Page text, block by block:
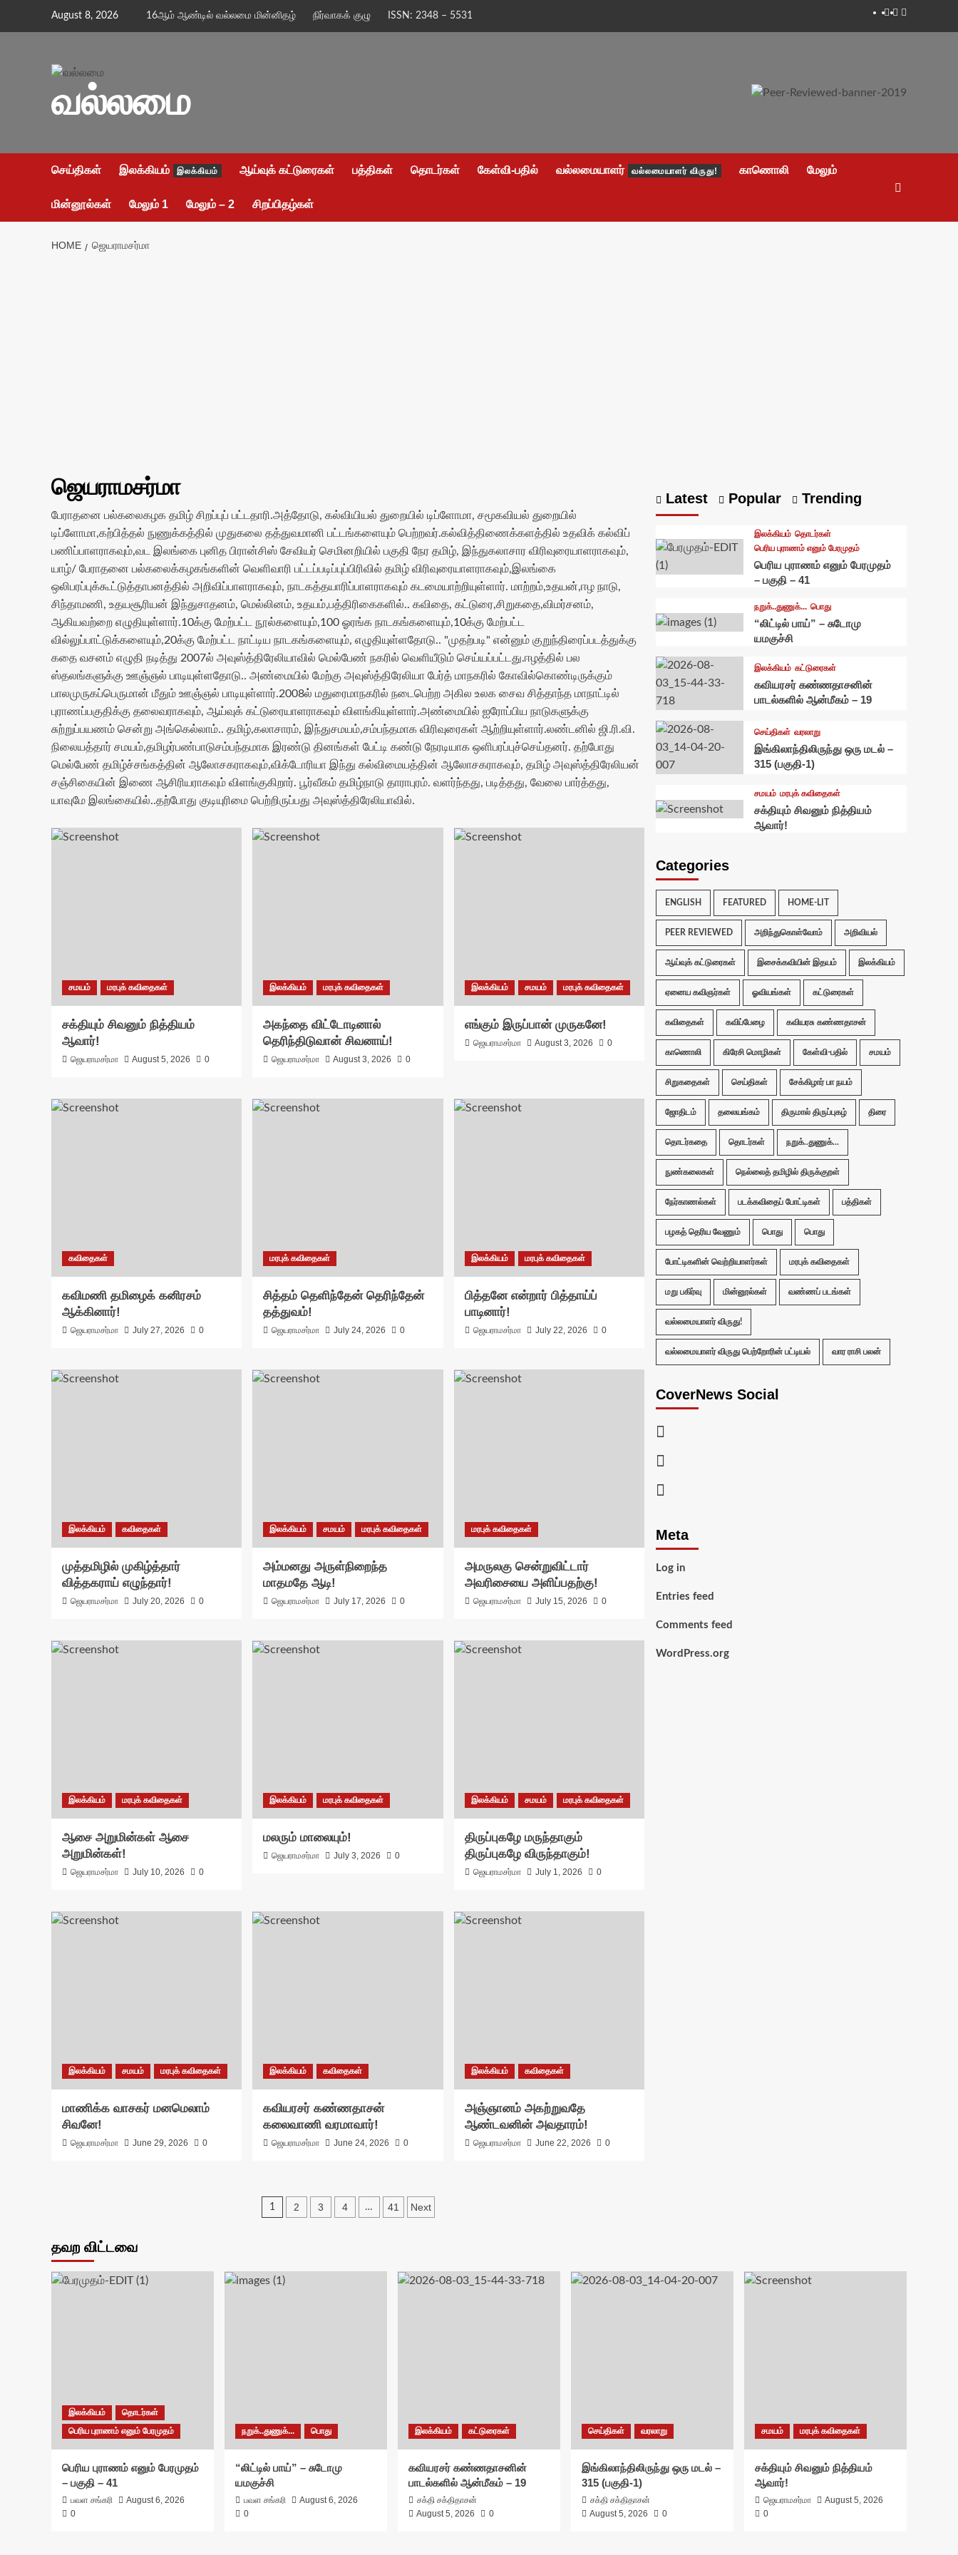
August 8, 2026 16ஆம் ஆண்டில் வல்லமை மின்னிதழ் நிர்வாகக் குழு ISSN: 2348 – 5531 Facebook
Twitter
Youtube
வல்லமை
செய்திகள் இலக்கியம் இலக்கியம் ஆய்வுக் கட்டுரைகள் பத்திகள் தொடர்கள் கேள்வி-பதில் வல்லமையாளர் வல்லமையாளர் விருது! காணொலி மேலும்
மின்னூல்கள் மேலும் 1 மேலும் – 2 சிறப்பிதழ்கள்
HOME ஜெயராமசர்மா
ஜெயராமசர்மா
பேராதனை பல்கலைகழக தமிழ் சிறப்புப் பட்டதாரி.அத்தோடு, கல்வியியல் துறையில் டிப்ளோமா, சமூகவியல் துறையில்
டிப்ளோமா,கற்பித்தல் நுணுக்கத்தில் முதுகலை தத்துவமானி பட்டங்களையும் பெற்றவர்.கல்வித்திணைக்களத்தில் உதவிக் கல்விப்
பணிப்பாளராகவும்,வட இலங்கை புனித பிரான்சிஸ் சேவியர் செமினறியில் பகுதி நேர‌ தமிழ், இந்துகலாசார விரிவுரையாளராகவும்,
யாழ்/ பேராதனை பல்கலைக்கழகங்களின் வெளிவாரி பட்டப்படிப்புப்பிரிவில் தமிழ் விரிவுரையாளராகவும்,இலங்கை
ஒலிபரப்புக்கூட்டுத்தாபனத்தில் அறிவிப்பாளராகவும், நாடகத்தயாரிப்பாளராகவும் கடமையாற்றியுள்ளார். மாற்றம்,உதயன்,ஈழ நாடு,
சிந்தாமணி, உதயசூரியன் இந்துசாதனம், மெல்லினம், உதயம்,பத்திரிகைகளில்.. கவிதை, கட்டுரை,சிறுகதை,விமர்சனம்,
ஆகியவற்றை எழுதியுள்ளார்.10க்கு மேற்பட்ட நூல்களையும்,100 ஓரங்க நாடகங்களையும்,10க்கு மேற்பட்ட
வில்லுப்பாட்டுக்களையும்,20க்கு மேற்பட்ட நாட்டிய நாடகங்களையும், எழுதியுள்ளதோடு.. "முதற்படி" என்னும் குறுந்திரைப்படத்துக்கு
கதை வசனம் எழுதி நடித்து 2007ல் அவுஸ்த்திரேலியாவில் மெல்பேண் நகரில் வெளியீடும் செய்யப்பட்டது.ஈழத்தில் பல
ஸ்தலங்க‌ளுக்கு ஊஞ்ஞல் பாடியுள்ளதோடு.. அண்மையில் மேற்கு அவுஸ்த்திரேலியா பேர்த் மாநகரில் கோவில்கொண்டிருக்கும்
பாலமுருகப்பெருமான் மீதும் ஊஞ்ஞல் பாடியுள்ளார்.2008ல் மதுரைமாநகரில் நடைபெற்ற அகில உலக சைவ‌ சித்தாந்த மாநாட்டில்
புராணப்பகுதிக்கு தலைவராகவும், ஆய்வுக் கட்டுரையாள‌ராகவும் விளங்கியுள்ளார்.அண்மையில் ஐரோப்பிய நாடுகளுக்கு
சுற்றுப்பயணம் சென்று அங்கெல்லாம்.. தமிழ்,கலாசாரம், இந்துசமயம்,சம்பந்தமாக விரிவுரைகள் ஆற்றியுள்ளார்.லண்டனில் ஜி.ரி.வி.
நிலையத்தார் சமயம்,தமிழர்பண்பாடுசம்பந்தமாக இரண்டு தினங்கள் பேட்டி கண்டு நேரடியாக ஒளிபரப்புச்செய்தனர். தற்போது
மெல்பேண் தமிழ்ச்சங்கத்தின் ஆலோசகராகவும்,விக்டோரியா இந்து கல்விமையத்தின் ஆலோசகராகவும், தமிழ் அவுஸ்த்திரேலியன்
சஞ்சிகையின் இணை ஆசிரியராகவும் விளங்குகிறார். பூர்வீகம் தமிழ்நாடு தாராபுரம். வளர்ந்தது, படித்தது, வேலை பார்த்தது,
யாவுமே இலங்கையில்..தற்போது குடியுரிமை பெற்றிருப்பது அவுஸ்த்திரேலியாவில்.
சமயம் மரபுக் கவிதைகள்
சக்தியும் சிவனும் நித்தியம்
ஆவார்!
ஜெயராமசர்மா August 5, 2026 0
இலக்கியம் மரபுக் கவிதைகள்
அகந்தை விட்டோடினால்
தெரிந்திடுவான் சிவனாய்!
ஜெயராமசர்மா August 3, 2026 0
இலக்கியம் சமயம் மரபுக் கவிதைகள்
எங்கும் இருப்பான் முருகனே!
ஜெயராமசர்மா August 3, 2026 0
கவிதைகள்
கவிமணி தமிழைக் கனிரசம்
ஆக்கினார்!
ஜெயராமசர்மா July 27, 2026 0
மரபுக் கவிதைகள்
சித்தம் தெளிந்தேன் தெரிந்தேன்
தத்துவம்!
ஜெயராமசர்மா July 24, 2026 0
இலக்கியம் மரபுக் கவிதைகள்
பித்தனே என்றார் பித்தாய்ப்
பாடினார்!
ஜெயராமசர்மா July 22, 2026 0
இலக்கியம் கவிதைகள்
முத்தமிழில் முகிழ்த்தார்
வித்தகராய் எழுந்தார்!
ஜெயராமசர்மா July 20, 2026 0
இலக்கியம் சமயம் மரபுக் கவிதைகள்
அம்மனது அருள்நிறைந்த
மாதமதே ஆடி!
ஜெயராமசர்மா July 17, 2026 0
மரபுக் கவிதைகள்
அமருலகு சென்றுவிட்டார்
அவரிசையை அளிப்பதற்கு!
ஜெயராமசர்மா July 15, 2026 0
இலக்கியம் மரபுக் கவிதைகள்
ஆசை அறுமின்கள் ஆசை
அறுமின்கள்!
ஜெயராமசர்மா July 10, 2026 0
இலக்கியம் மரபுக் கவிதைகள்
மலரும் மாலையும்!
ஜெயராமசர்மா July 3, 2026 0
இலக்கியம் சமயம் மரபுக் கவிதைகள்
திருப்புகழே மருந்தாகும்
திருப்புகழே விருந்தாகும்!
ஜெயராமசர்மா July 1, 2026 0
இலக்கியம் சமயம் மரபுக் கவிதைகள்
மாணிக்க வாசகர் மனமெலாம்
சிவனே!
ஜெயராமசர்மா June 29, 2026 0
இலக்கியம் கவிதைகள்
கவியரசர் கண்ணதாசன்
கலைவாணி வரமாவார்!
ஜெயராமசர்மா June 24, 2026 0
இலக்கியம் கவிதைகள்
அஞ்ஞானம் அகற்றுவதே
ஆண்டவனின் அவதாரம்!
ஜெயராமசர்மா June 22, 2026 0
Posts
1 2 3 4 … 41 Next
Latest Popular Trending
இலக்கியம் தொடர்கள்
பெரிய புராணம் எனும் பேரமுதம்
பெரிய புராணம் எனும் பேரமுதம்
– பகுதி – 41
நறுக்..துணுக்... பொது
“லிட்டில் பாய்” – சுடோமு
யமகுச்சி
இலக்கியம் கட்டுரைகள்
கவியரசர் கண்ணதாசனின்
பாடல்களில் ஆன்மீகம் – 19
செய்திகள் வரலாறு
இங்கிலாந்திலிருந்து ஒரு மடல் –
315 (பகுதி-1)
சமயம் மரபுக் கவிதைகள்
சக்தியும் சிவனும் நித்தியம்
ஆவார்!
Categories
ENGLISH FEATURED HOME-LIT
PEER REVIEWED அறிந்துகொள்வோம் அறிவியல்
ஆய்வுக் கட்டுரைகள் இசைக்கவியின் இதயம் இலக்கியம்
ஏனைய கவிஞர்கள் ஓவியங்கள் கட்டுரைகள்
கவிதைகள் கவிப்பேழை கவியரசு கண்ணதாசன்
காணொலி கிரேசி மொழிகள் கேள்வி-பதில் சமயம்
சிறுகதைகள் செய்திகள் சேக்கிழார் பா நயம்
ஜோதிடம் தலையங்கம் திருமால் திருப்புகழ் திரை
தொடர்கதை தொடர்கள் நறுக்..துணுக்...
நுண்கலைகள் நெல்லைத் தமிழில் திருக்குறள்
நேர்காணல்கள் படக்கவிதைப் போட்டிகள் பத்திகள்
பழகத் தெரிய வேணும் பொது பொது
போட்டிகளின் வெற்றியாளர்கள் மரபுக் கவிதைகள்
மறு பகிர்வு மின்னூல்கள் வண்ணப் படங்கள்
வல்லமையாளர் விருது!
வல்லமையாளர் விருது பெற்றோரின் பட்டியல் வார ராசி பலன்
CoverNews Social
Meta
Log in
Entries feed
Comments feed
WordPress.org
தவற விட்டவை
இலக்கியம்
தொடர்கள்
பெரிய புராணம் எனும் பேரமுதம்
பெரிய புராணம் எனும் பேரமுதம்
– பகுதி – 41
பவள சங்கரி
August 6, 2026
0
நறுக்..துணுக்... பொது
“லிட்டில் பாய்” – சுடோமு
யமகுச்சி
பவள சங்கரி
August 6, 2026
0
இலக்கியம் கட்டுரைகள்
கவியரசர் கண்ணதாசனின்
பாடல்களில் ஆன்மீகம் – 19
சக்தி சக்திதாசன்
August 5, 2026
0
செய்திகள் வரலாறு
இங்கிலாந்திலிருந்து ஒரு மடல் –
315 (பகுதி-1)
சக்தி சக்திதாசன்
August 5, 2026
0
சமயம் மரபுக் கவிதைகள்
சக்தியும் சிவனும் நித்தியம்
ஆவார்!
ஜெயராமசர்மா
August 5, 2026
0